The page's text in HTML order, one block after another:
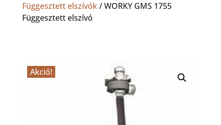
Függesztett elszívók/ WORKY GMS 1755
Függesztett elszívó
Akció!